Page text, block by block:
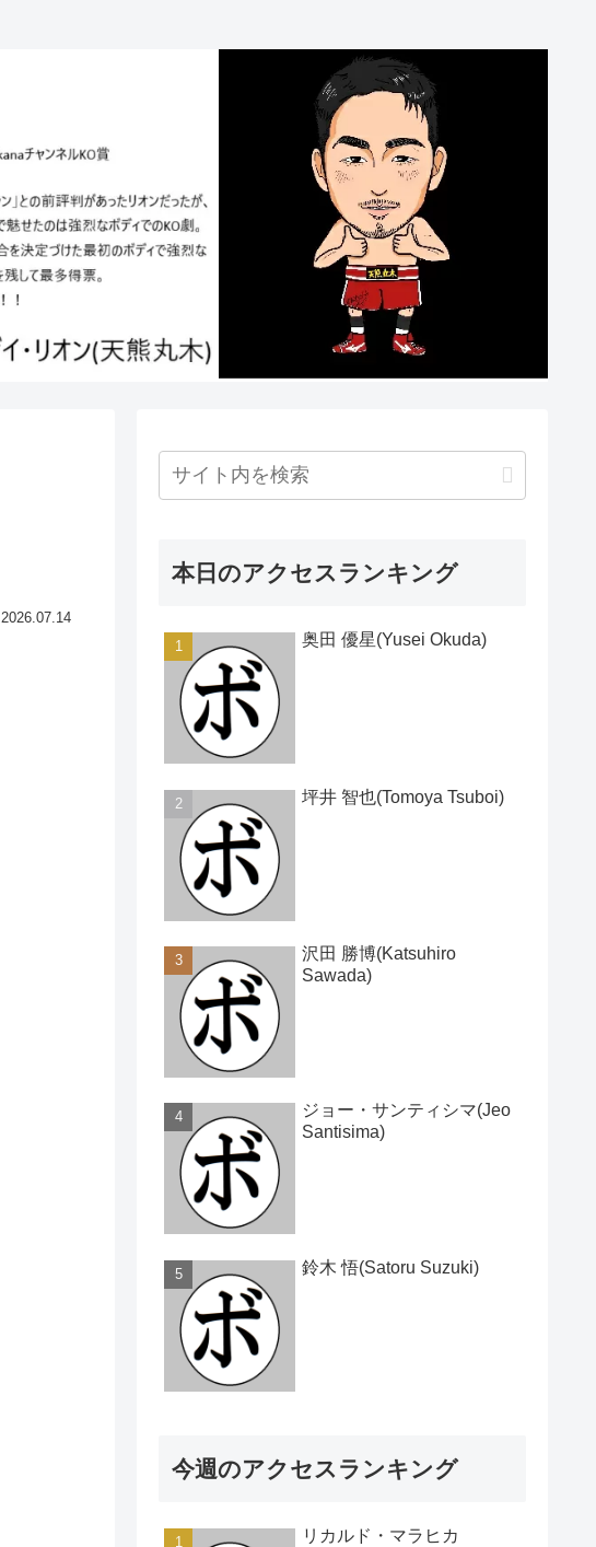
2026.07.14
本日のアクセスランキング
奥田 優星(Yusei Okuda)
坪井 智也(Tomoya Tsuboi)
沢田 勝博(Katsuhiro
Sawada)
ジョー・サンティシマ(Jeo
Santisima)
鈴木 悟(Satoru Suzuki)
今週のアクセスランキング
リカルド・マラヒカ